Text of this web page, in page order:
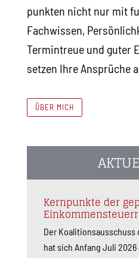
punkten nicht nur mit
Fachwissen,
Termintreue und guter
setzen Ihre Ansprüche
ÜBER MICH
Kernpunkte der
Der
hat sich Anfang Juli 2026